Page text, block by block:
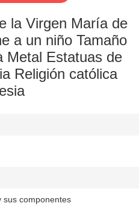
la Virgen María de
a un niño Tamaño
Metal Estatuas de
Religión católica
sus componentes